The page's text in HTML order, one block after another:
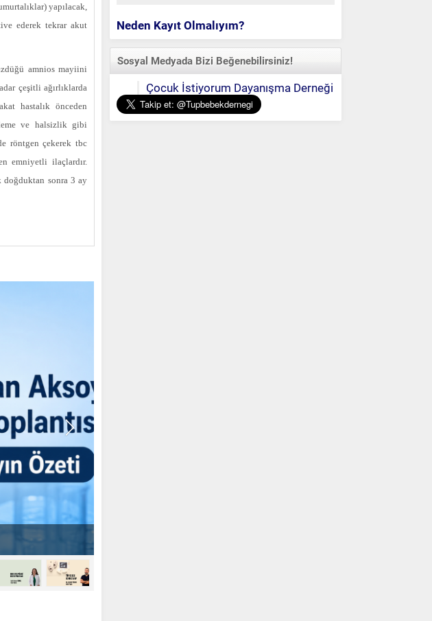
yapılacak,
ederek tekrar akut
amnios mayiini
çeşitli ağırlıklarda
hastalık önceden
ve halsizlik gibi
röntgen çekerek tbc
emniyetli ilaçlardır.
doğduktan sonra 3 ay
neden tutmaz? Tutsa da gebelik neden devam etmez?
Neden Kayıt Olmalıyım?
Sosyal Medyada Bizi Beğenebilirsiniz!
Çocuk İstiyorum Dayanışma Derneği